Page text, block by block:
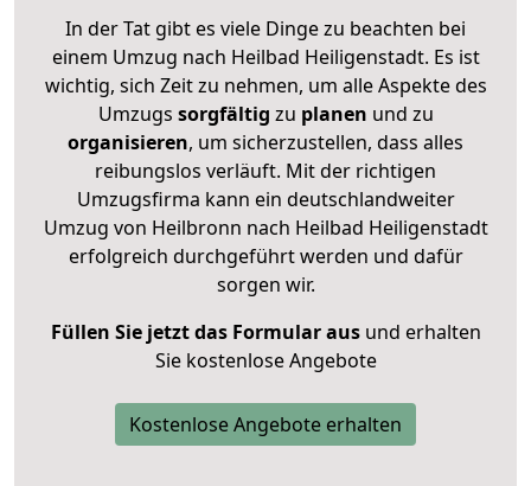
In der Tat gibt es viele Dinge zu beachten bei
einem Umzug nach Heilbad Heiligenstadt. Es ist
wichtig, sich Zeit zu nehmen, um alle Aspekte des
Umzugs sorgfältig zu planen und zu
organisieren, um sicherzustellen, dass alles
reibungslos verläuft. Mit der richtigen
Umzugsfirma kann ein deutschlandweiter
Umzug von Heilbronn nach Heilbad Heiligenstadt
erfolgreich durchgeführt werden und dafür
sorgen wir.
Füllen Sie jetzt das Formular ausund erhalten
Sie kostenlose Angebote
Kostenlose Angebote erhalten